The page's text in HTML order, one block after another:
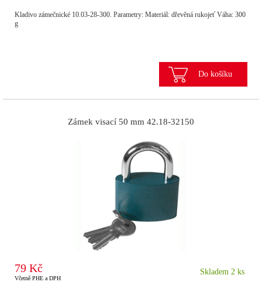
Kladivo zámečnické 10.03-28-300. Parametry: Materiál: dřevěná rukojeť Váha: 300
g
Do košíku
Zámek visací 50 mm 42.18-32150
79 Kč
Včetně PHE a DPH
Skladem 2 ks